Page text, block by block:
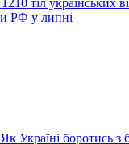
тіл українських
РФ у липні